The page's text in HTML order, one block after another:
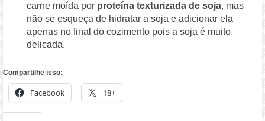
carne moída por proteína texturizada de soja, mas
não se esqueça de hidratar a soja e adicionar ela
apenas no final do cozimento pois a soja é muito
delicada.
Compartilhe isso:
Facebook 18+